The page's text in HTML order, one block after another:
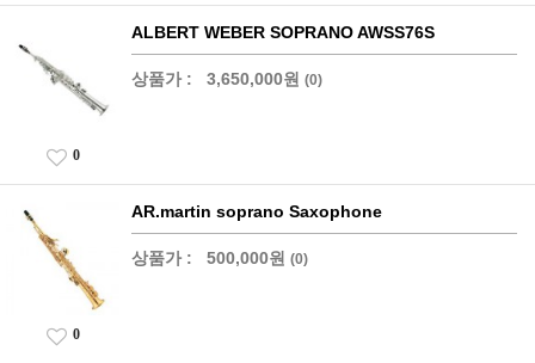
ALBERT WEBER SOPRANO AWSS76S
상품가 : 3,650,000원 (0)
0
AR.martin soprano Saxophone
상품가 : 500,000원 (0)
0